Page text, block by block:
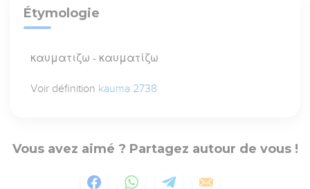
Étymologie
καυματιζω - καυματίζω
Voir définition kauma 2738
Vous avez aimé ? Partagez autour de vous !